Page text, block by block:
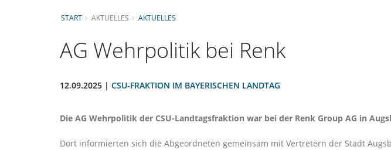
START AKTUELLES AKTUELLES
AG Wehrpolitik bei Renk
12.09.2025 | CSU-FRAKTION IM BAYERISCHEN LANDTAG
Die AG Wehrpolitik der CSU-Landtagsfraktion war bei der Renk Group AG in
Dort informierten sich die Abgeordneten gemeinsam mit Vertretern der Stadt